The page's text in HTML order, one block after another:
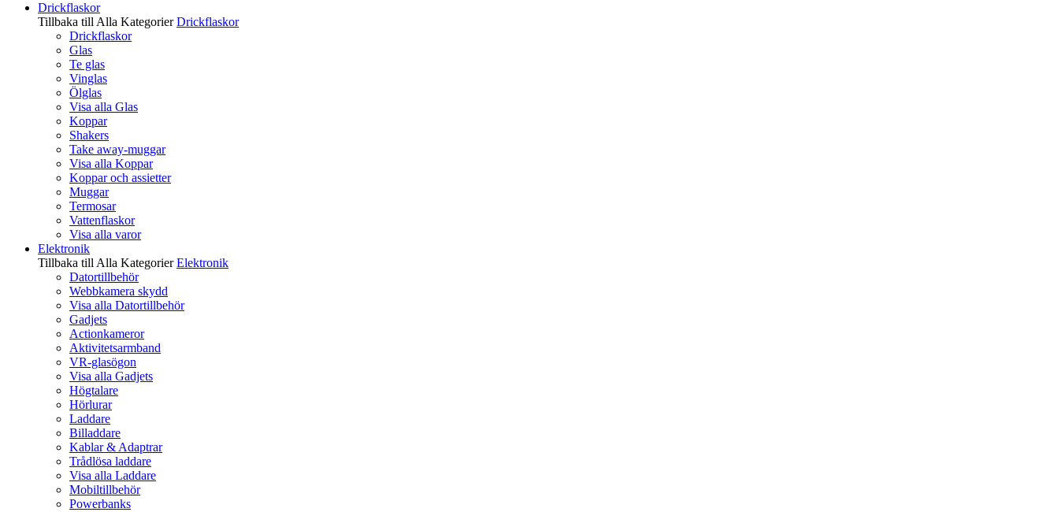
Drickflaskor
Tillbaka till Alla Kategorier Drickflaskor
Drickflaskor
Glas
Te glas
Vinglas
Ölglas
Visa alla Glas
Koppar
Shakers
Take away-muggar
Visa alla Koppar
Koppar och assietter
Muggar
Termosar
Vattenflaskor
Visa alla varor
Elektronik
Tillbaka till Alla Kategorier Elektronik
Datortillbehör
Webbkamera skydd
Visa alla Datortillbehör
Gadjets
Actionkameror
Aktivitetsarmband
VR-glasögon
Visa alla Gadjets
Högtalare
Hörlurar
Laddare
Billaddare
Kablar & Adaptrar
Trådlösa laddare
Visa alla Laddare
Mobiltillbehör
Powerbanks